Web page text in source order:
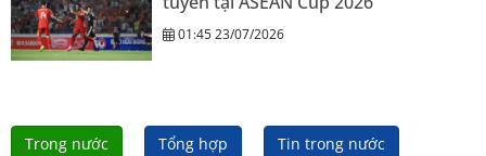
01:45 23/07/2026
Trong nước Tổng hợp Tin trong nước